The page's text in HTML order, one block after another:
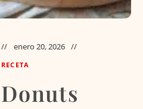
enero 20, 2026
RECETA